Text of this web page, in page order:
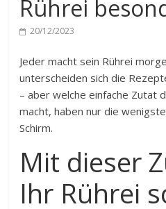
Rührei
20/12/2023
Jeder macht sein Rührei
unterscheiden sich die
– aber welche einfache Zutat
macht, haben nur die
Schirm.
Mit dieser
Ihr Rührei